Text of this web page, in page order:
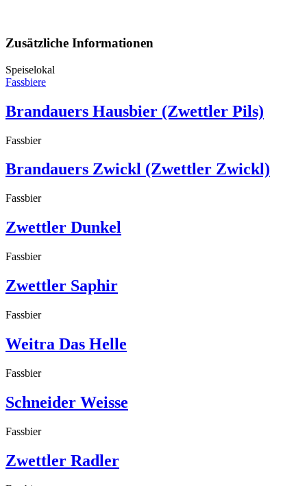
Zusätzliche Informationen
Speiselokal
Fassbiere
Brandauers Hausbier (Zwettler Pils)
Fassbier
Brandauers Zwickl (Zwettler Zwickl)
Fassbier
Zwettler Dunkel
Fassbier
Zwettler Saphir
Fassbier
Weitra Das Helle
Fassbier
Schneider Weisse
Fassbier
Zwettler Radler